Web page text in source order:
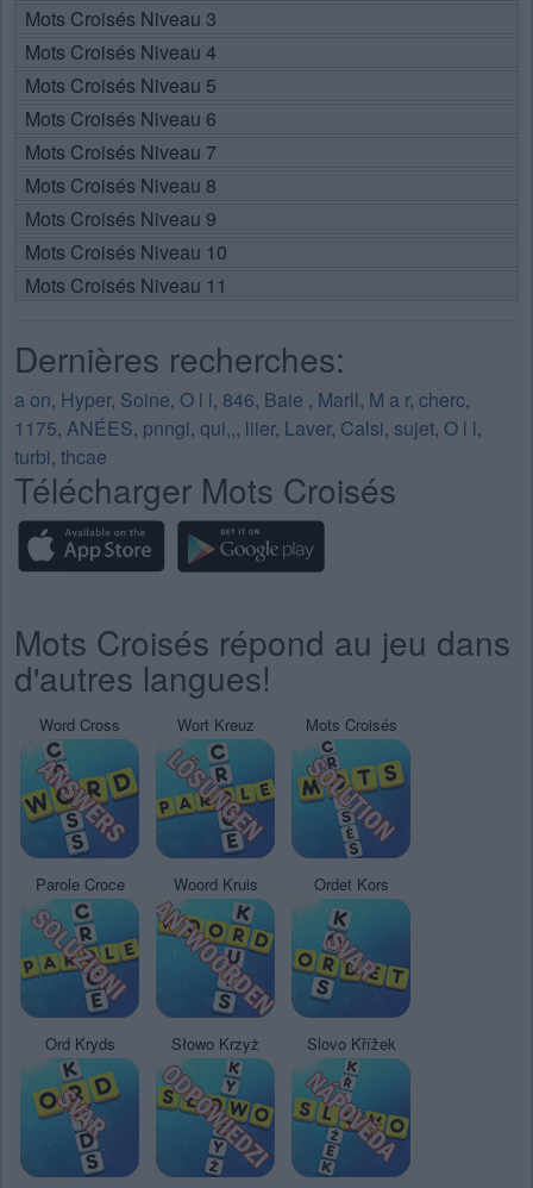
Mots Croisés Niveau 3
Mots Croisés Niveau 4
Mots Croisés Niveau 5
Mots Croisés Niveau 6
Mots Croisés Niveau 7
Mots Croisés Niveau 8
Mots Croisés Niveau 9
Mots Croisés Niveau 10
Mots Croisés Niveau 11
Dernières recherches:
a on, Hyper, Soine, O l l, 846, Baie , Marll, M a r, cherc,
1175, ANÉES, pnngi, qui,,, liier, Laver, Calsi, sujet, O l l,
turbi, thcae
Télécharger Mots Croisés
Mots Croisés répond au jeu dans
d'autres langues!
Word Cross Wort Kreuz Mots Croisés
Parole Croce Woord Kruis Ordet Kors
Ord Kryds Słowo Krzyż Slovo Křížek